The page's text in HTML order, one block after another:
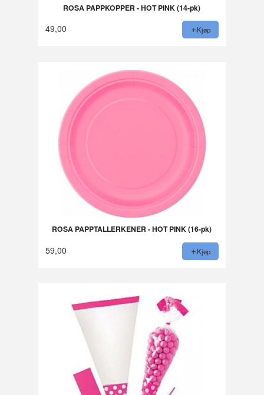
ROSA PAPPKOPPER - HOT PINK (14-pk)
49,00 Kjøp
ROSA PAPPTALLERKENER - HOT PINK (16-pk)
59,00 Kjøp